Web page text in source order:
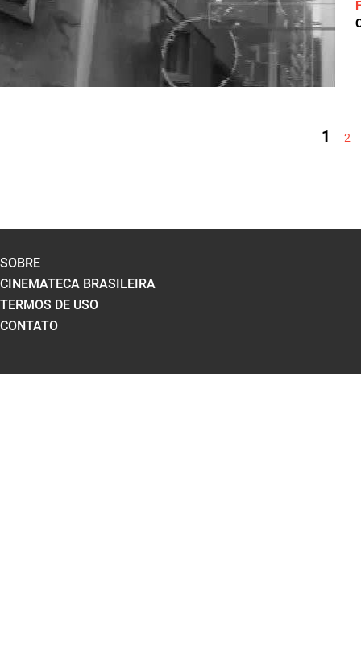
1 2
SOBRE
CINEMATECA BRASILEIRA
TERMOS DE USO
CONTATO